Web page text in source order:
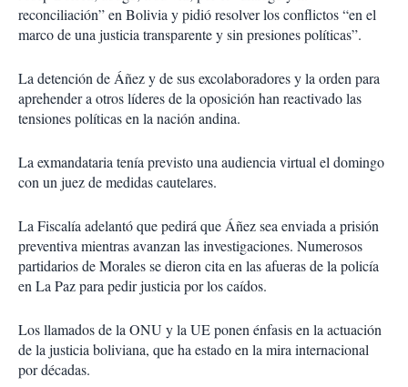
reconciliación” en Bolivia y pidió resolver los conflictos “en el
marco de una justicia transparente y sin presiones políticas”.
La detención de Áñez y de sus excolaboradores y la orden para
aprehender a otros líderes de la oposición han reactivado las
tensiones políticas en la nación andina.
La exmandataria tenía previsto una audiencia virtual el domingo
con un juez de medidas cautelares.
La Fiscalía adelantó que pedirá que Áñez sea enviada a prisión
preventiva mientras avanzan las investigaciones. Numerosos
partidarios de Morales se dieron cita en las afueras de la policía
en La Paz para pedir justicia por los caídos.
Los llamados de la ONU y la UE ponen énfasis en la actuación
de la justicia boliviana, que ha estado en la mira internacional
por décadas.